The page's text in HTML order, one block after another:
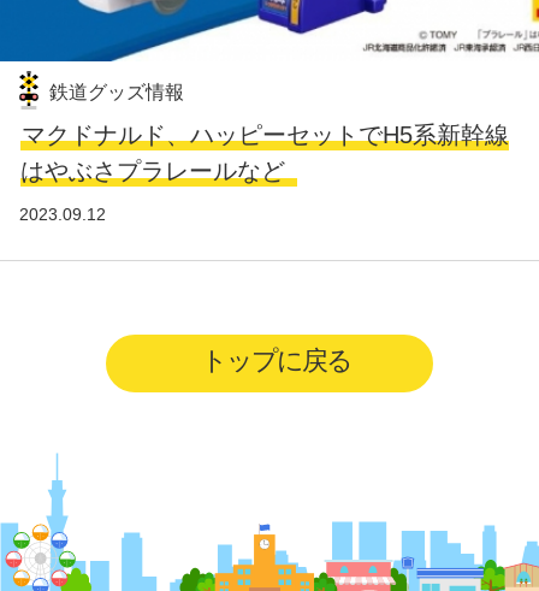
鉄道グッズ情報
マクドナルド、ハッピーセットでH5系新幹線
はやぶさプラレールなど
2023.09.12
トップに戻る